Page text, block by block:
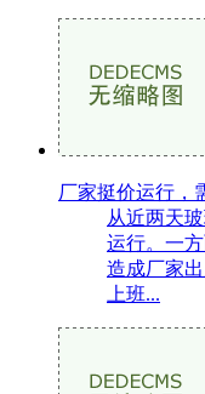
厂家挺价运行，
从近两天
运行。一
造成厂家
上班...